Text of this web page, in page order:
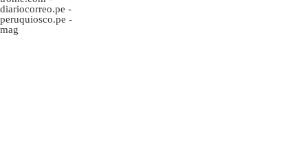
diariocorreo.pe -
peruquiosco.pe -
mag